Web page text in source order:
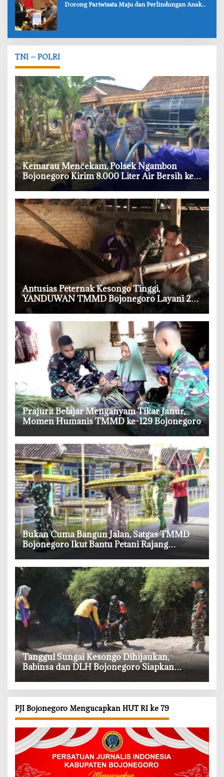
Dorong Pariwisata Maju dan Perlindungan Anak
TNI – POLRI
‎Kemarau Mencekam, Polsek Ngambon
Bojonegoro Kirim 8.000 Liter Air Bersih ke
Warga Bondol
‎Antusias Peternak Kesongo Tinggi,
YANDUWAN TMMD Bojonegoro Layani 278
Ternak
‎Prajurit Belajar Menganyam Tikar Janur,
Momen Humanis TMMD ke-129 Bojonegoro
‎Bukan Cuma Bangun Jalan, Satgas TMMD
Bojonegoro Ikut Bantu Petani Rajang
Tembakau
‎Tanggul Sungai Kesongo Dihijaukan,
Babinsa dan DLH Bojonegoro Siapkan
PJI Bojonegoro Mengucapkan HUT RI ke 79